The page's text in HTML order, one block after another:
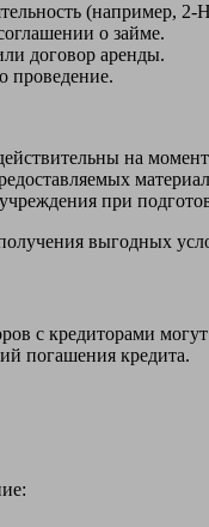
(например,
о займе.
договор аренды.
проведение.
на
при
выгодных
с кредиторами
погашения кредита.